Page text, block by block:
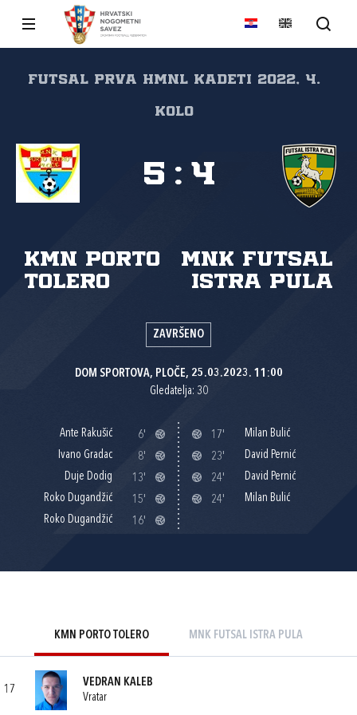
FUTSAL PRVA HMNL KADETI 2022, 4.
kolo
KMN Porto
Tolero
MNK Futsal
Istra Pula
5 : 4
ZAVRŠENO
DOM SPORTOVA, PLOČE, 25.03.2023. 11:00
Gledatelja: 30
Ante Rakušić
6'
Ivano Gradac
8'
Duje Dodig
13'
Roko Dugandžić
15'
Roko Dugandžić
16'
17'
Milan Bulić
23'
David Pernić
24'
David Pernić
24'
Milan Bulić
KMN PORTO TOLERO MNK FUTSAL ISTRA PULA
17
VEDRAN KALEB
Vratar